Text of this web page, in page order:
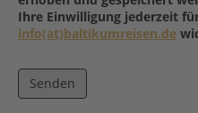
Ihre Einwilligung jederzeit
info(at)baltikumreisen.de
Senden